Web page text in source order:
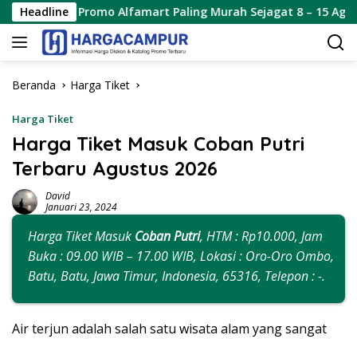
Langsung
ke
konten
Headline
Promo Alfamart Paling Murah Sejagat 8 – 15 Agustus 2026
Beranda Harga Tiket
Harga Tiket
Harga Tiket Masuk Coban Putri
Terbaru Agustus 2026
David
Januari 23, 2024
Harga Tiket Masuk Coban Putri, HTM : Rp10.000, Jam
Buka : 09.00 WIB – 17.00 WIB, Lokasi : Oro-Oro Ombo,
Batu, Batu, Jawa Timur, Indonesia, 65316, Telepon : -.
Air terjun adalah salah satu wisata alam yang sangat